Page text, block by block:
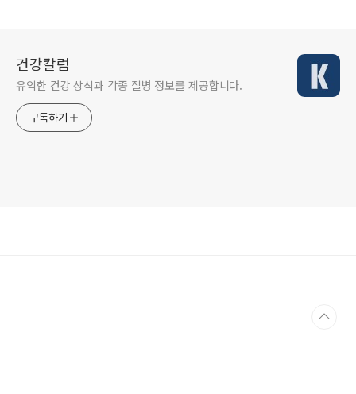
건강칼럼
유익한 건강 상식과 각종 질병 정보를 제공합니다.
구독하기